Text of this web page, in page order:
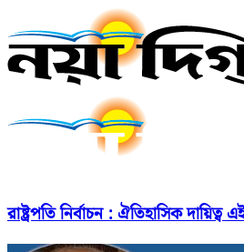
রাষ্ট্রপতি নির্বাচন : ঐতিহাসিক দায়িত্ব